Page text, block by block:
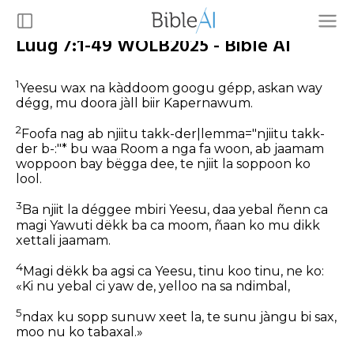
Luug 7:1-49 WOLB2025 - Bible AI
1Yeesu wax na kàddoom googu gépp, askan way
dégg, mu doora jàll biir Kapernawum.
2 Foofa nag ab njiitu takk-der|lemma="njiitu takk-
der b-:"* bu waa Room a nga fa woon, ab jaamam
woppoon bay bëgga dee, te njiit la soppoon ko
lool.
3 Ba njiit la déggee mbiri Yeesu, daa yebal ñenn ca
magi Yawuti dëkk ba ca moom, ñaan ko mu dikk
xettali jaamam.
4Magi dëkk ba agsi ca Yeesu, tinu koo tinu, ne ko:
«Ki nu yebal ci yaw de, yelloo na sa ndimbal,
5ndax ku sopp sunuw xeet la, te sunu jàngu bi sax,
moo nu ko tabaxal.»